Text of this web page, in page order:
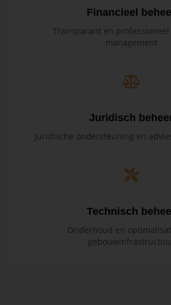
Financieel
Transparant en
management
Juridisch
Juridische ondersteuning en
Technisch
Onderhoud en